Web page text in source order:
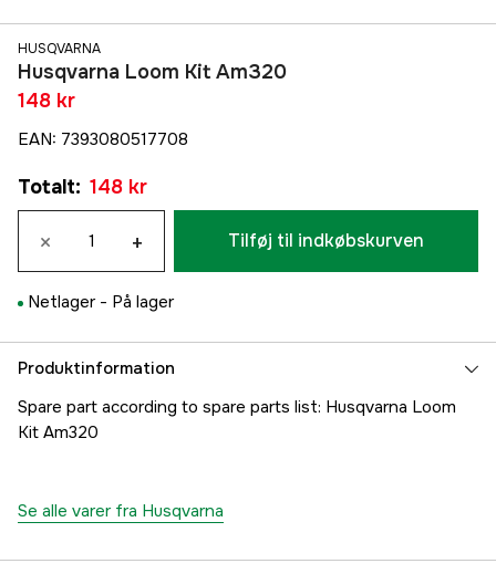
HUSQVARNA
Husqvarna Loom Kit Am320
148 kr
EAN: 7393080517708
Totalt: 148 kr
× + Tilføj til indkøbskurven
Netlager - På lager
Produktinformation
Spare part according to spare parts list: Husqvarna Loom
Kit Am320
Se alle varer fra Husqvarna